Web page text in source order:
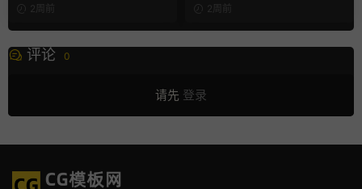
2周前 2周前
评论 0
请先 登录